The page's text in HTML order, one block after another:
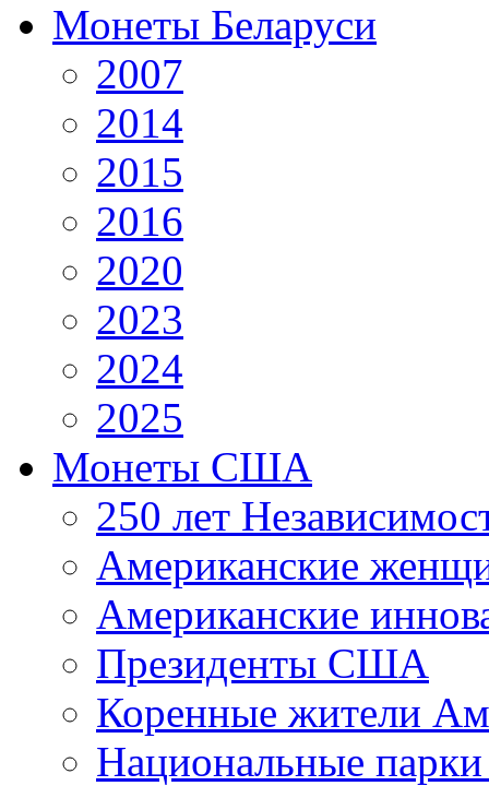
Монеты Беларуси
2007
2014
2015
2016
2020
2023
2024
2025
Монеты США
250 лет
Американские
Американские
Президенты США
Коренные жители
Национальные